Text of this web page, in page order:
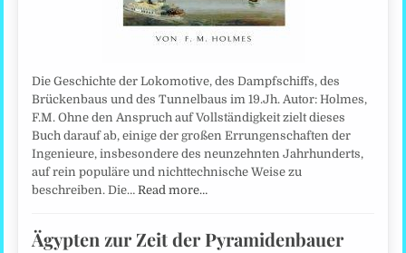
Die Geschichte der Lokomotive, des Dampfschiffs, des
Brückenbaus und des Tunnelbaus im 19.Jh. Autor: Holmes,
F.M. Ohne den Anspruch auf Vollständigkeit zielt dieses
Buch darauf ab, einige der großen Errungenschaften der
Ingenieure, insbesondere des neunzehnten Jahrhunderts,
auf rein populäre und nichttechnische Weise zu
beschreiben. Die…Read more…
Ägypten zur Zeit der Pyramidenbauer